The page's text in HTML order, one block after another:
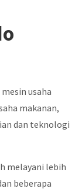
usaha
makanan,
dan teknologi
melayani lebih
beberapa